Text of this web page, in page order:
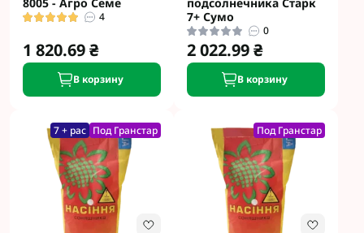
4
1 820.69 ₴
В корзину
7+ Сумо
0
2 022.99 ₴
В корзину
7 + рас Под Гранстар Под Гранстар